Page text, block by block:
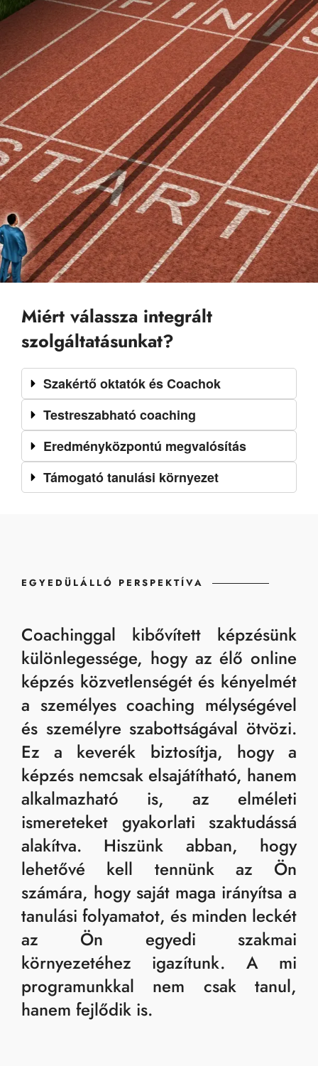
Miért válassza integrált
szolgáltatásunkat?
Szakértő oktatók és Coachok
Testreszabható coaching
Eredményközpontú megvalósítás
Támogató tanulási környezet
EGYEDÜLÁLLÓ PERSPEKTÍVA
Coachinggal kibővített képzésünk
különlegessége, hogy az élő online
képzés közvetlenségét és kényelmét
a személyes coaching mélységével
és személyre szabottságával ötvözi.
Ez a keverék biztosítja, hogy a
képzés nemcsak elsajátítható, hanem
alkalmazható is, az elméleti
ismereteket gyakorlati szaktudássá
alakítva. Hiszünk abban, hogy
lehetővé kell tennünk az Ön
számára, hogy saját maga irányítsa a
tanulási folyamatot, és minden leckét
az Ön egyedi szakmai
környezetéhez igazítunk. A mi
programunkkal nem csak tanul,
hanem fejlődik is.